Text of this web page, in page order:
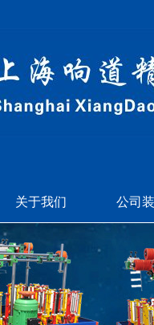
关于我们 公司